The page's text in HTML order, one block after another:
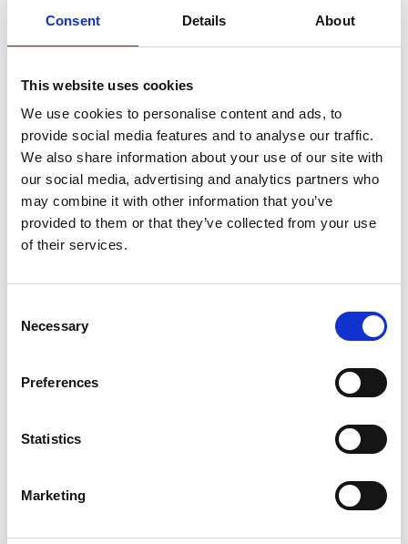
Consent Details About
This website uses cookies
We use cookies to personalise content and ads, to
provide social media features and to analyse our traffic.
We also share information about your use of our site with
our social media, advertising and analytics partners who
may combine it with other information that you’ve
provided to them or that they’ve collected from your use
of their services.
Selection
Necessary
Preferences
Statistics
Marketing
Zum Angebot hinzufügen
Produktinformation Ähnliche Produkte
Beschreibung
Carbonbelag. Eine
Plattform mit Carbonboden ist 25%
und Außenbereich
Das ASC Universal-Rollgerüst mit Streben ist standard mit
cm höhenverstellbar sind.
Das ASC 75er-Rahmenbreite Rollgerüst ist mit einem
Schneller Auf- und Abbau durch den
innovativen
mit integrierter Aushebesicherung.